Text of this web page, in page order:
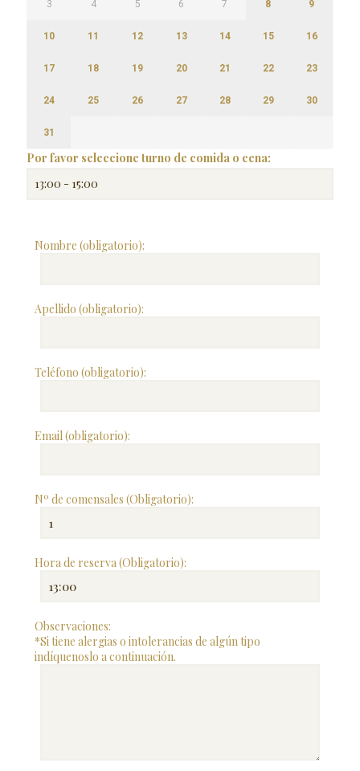
Por favor seleccione turno de comida o cena:
3 4 5 6 7 8 9
10 11 12 13 14 15 16
17 18 19 20 21 22 23
24 25 26 27 28 29 30
31
Nombre (obligatorio):
Apellido (obligatorio):
Teléfono (obligatorio):
Email (obligatorio):
Nº de comensales (Obligatorio):
Hora de reserva (Obligatorio):
Observaciones:
*Si tiene alergias o intolerancias de algún tipo
indíquenoslo a continuación.